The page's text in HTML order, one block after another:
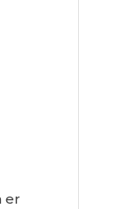
er